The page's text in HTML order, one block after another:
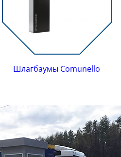
Шлагбаумы Comunello